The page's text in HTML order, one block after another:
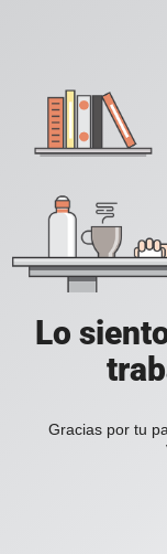
Lo
Gracias por tu